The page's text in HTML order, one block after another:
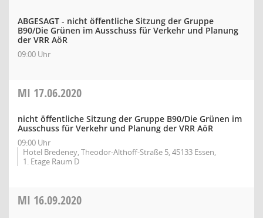
ABGESAGT - nicht öffentliche Sitzung der Gruppe
B90/Die Grünen im Ausschuss für Verkehr und Planung
der VRR AöR
09:00 Uhr
MI 17.06.2020
nicht öffentliche Sitzung der Gruppe B90/Die Grünen im
Ausschuss für Verkehr und Planung der VRR AöR
09:00 Uhr
Hotel Bredeney, Theodor-Althoff-Straße 5, 45133 Essen,
1. Etage Raum D
MI 16.09.2020